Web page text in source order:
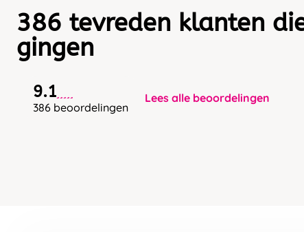
386 tevreden klanten
gingen
9.1
386 beoordelingen
Lees alle beoordelingen